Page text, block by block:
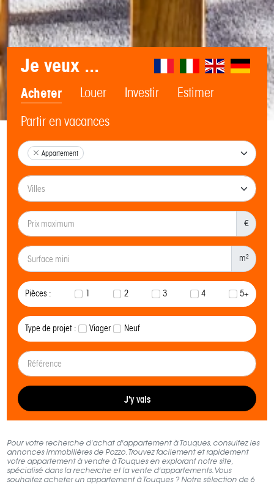
Je veux ...
Acheter Louer Investir
Estimer
Partir en vacances
Appartement
€
m²
Pièces : 1 2 3 4 5+
Type de projet : Viager Neuf
J'y vais
Pour votre recherche d'achat d'appartement à Touques, consultez les
annonces immobilières de Pozzo. Trouvez facilement et rapidement
votre appartement à vendre à Touques en explorant notre site,
spécialisé dans la recherche et la vente d'appartements. Vous
souhaitez acheter un appartement à Touques ? Notre sélection de 6